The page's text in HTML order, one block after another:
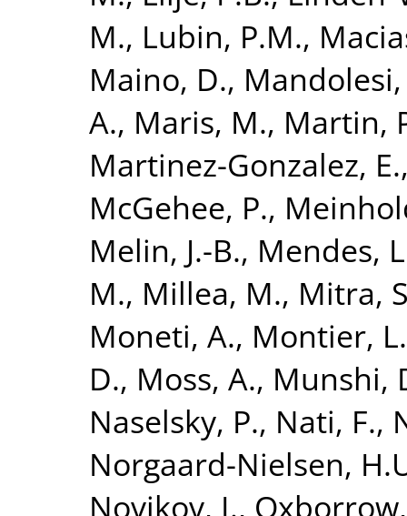
M., Lubin, P.M.,
Maino, D.,
A., Maris, M., Martin,
Martinez-Gonzalez, E.
McGehee, P.,
Melin, J.-B., Mendes,
M., Millea, M., Mitra,
Moneti, A., Montier, L.
D., Moss, A., Munshi,
Naselsky, P., Nati, F.,
Norgaard-Nielsen,
Novikov, I.,